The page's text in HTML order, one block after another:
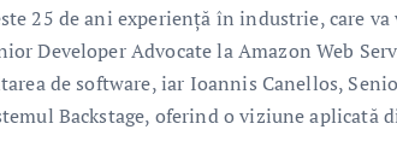
25 de ani experiență în industrie, care
Developer Advocate la Amazon Web
de software, iar Ioannis Canellos,
Backstage, oferind o viziune aplicată